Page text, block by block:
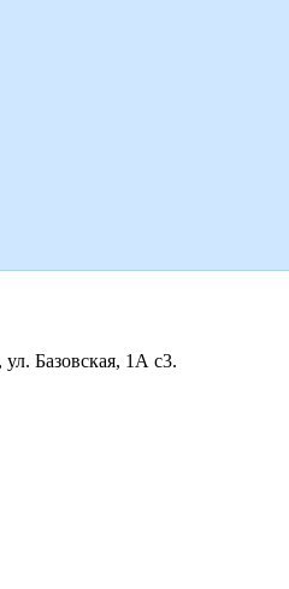
Базовская, 1А с3.